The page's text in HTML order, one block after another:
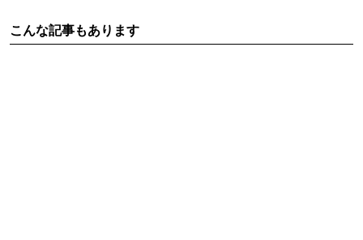
こんな記事もあります